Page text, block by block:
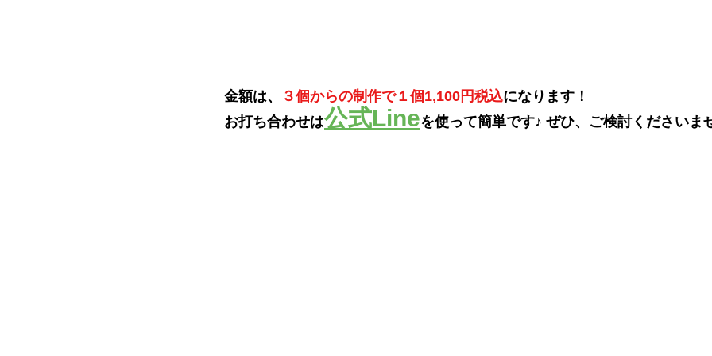
金額は、 ３個からの制作で１個1,100円税込になります！
お打ち合わせは公式Lineを使って簡単です♪ ぜひ、ご検討くださいま